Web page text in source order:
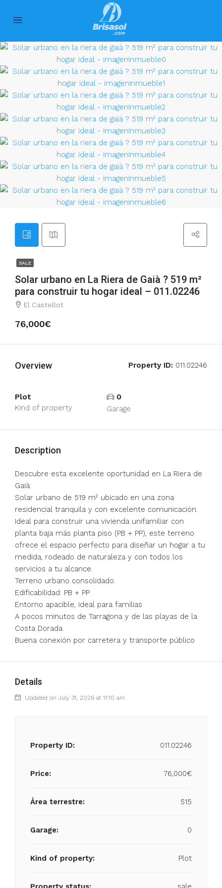
SALE
Solar urbano en La Riera de Gaià ? 519 m²
para construir tu hogar ideal – 011.02246
El Castellot
76,000€
Overview Property ID: 011.02246
Plot
Kind of property
0
Garage
Description
Descubre esta excelente oportunidad en La Riera de
Gaià:
Solar urbano de 519 m² ubicado en una zona
residencial tranquila y con excelente comunicación.
Ideal para construir una vivienda unifamiliar con
planta baja más planta piso (PB + PP), este terreno
ofrece el espacio perfecto para diseñar un hogar a tu
medida, rodeado de naturaleza y con todos los
servicios a tu alcance.
Terreno urbano consolidado.
Edificabilidad: PB + PP
Entorno apacible, ideal para familias
A pocos minutos de Tarragona y de las playas de la
Costa Dorada.
Buena conexión por carretera y transporte público
Details
Updated on July 31, 2026 at 11:10 am
Property ID: 011.02246
Price: 76,000€
Área terrestre: 515
Garage: 0
Kind of property: Plot